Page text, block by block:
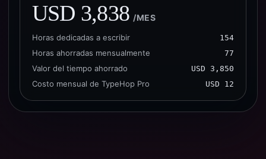
USD 3,838 /MES
Horas dedicadas a escribir 154
Horas ahorradas mensualmente 77
Valor del tiempo ahorrado USD 3,850
Costo mensual de TypeHop Pro USD 12